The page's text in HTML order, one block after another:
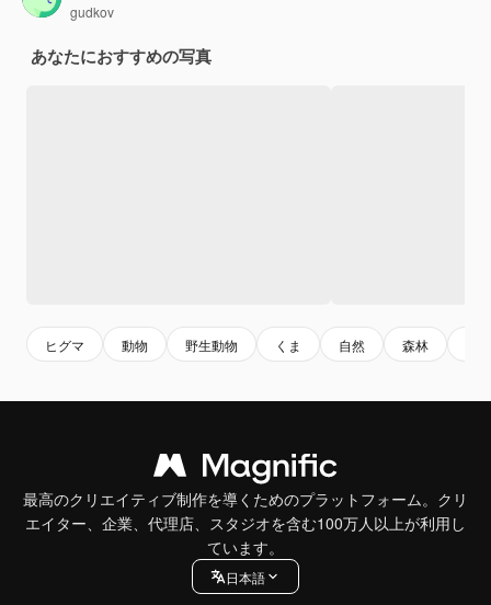
gudkov
あなたにおすすめの写真
ヒグマ 動物 野生動物 くま 自然 森林
最高のクリエイティブ制作を導くためのプラットフォーム。クリ
エイター、企業、代理店、スタジオを含む100万人以上が利用し
ています。
日本語